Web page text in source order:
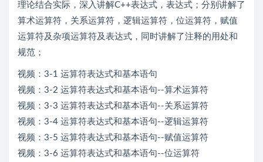
理论结合实际，深入讲解C++表达式，表达式；分别讲解了
算术运算符，关系运算符，逻辑运算符，位运算符，赋值
运算符及杂项运算符及表达式，同时讲解了注释的用处和
规范；
视频：3-1 运算符表达式和基本语句
视频：3-2 运算符表达式和基本语句--算术运算符
视频：3-3 运算符表达式和基本语句--关系运算符
视频：3-4 运算符表达式和基本语句--逻辑运算符
视频：3-5 运算符表达式和基本语句--赋值运算符
视频：3-6 运算符表达式和基本语句--位运算符